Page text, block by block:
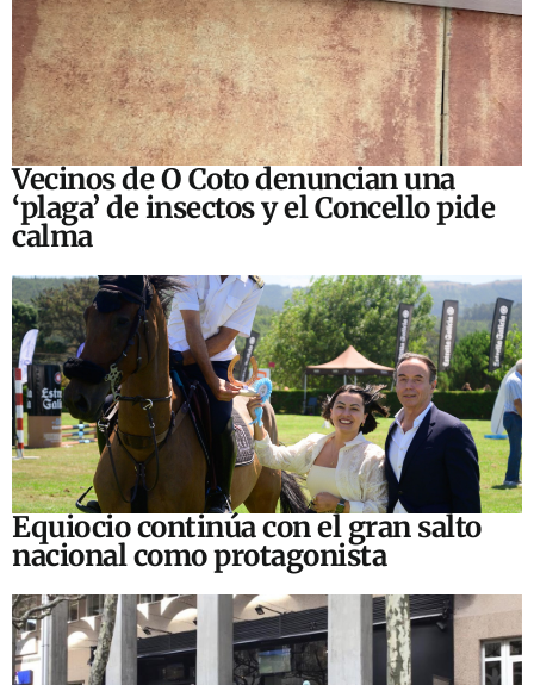
Vecinos de O Coto denuncian una
‘plaga’ de insectos y el Concello pide
calma
Equiocio continúa con el gran salto
nacional como protagonista